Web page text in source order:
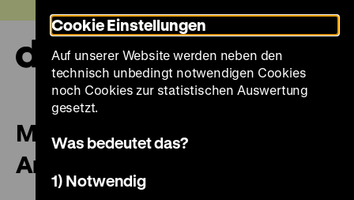
zum
Seiteninhalt
springen
Mythen der Nationen: 1945.
Arena der Erinnerungen
Cookie Einstellungen
Auf unserer Website werden neben den
technisch unbedingt notwendigen Cookies
noch Cookies zur statistischen Auswertung
gesetzt.
Was bedeutet das?
1) Notwendig